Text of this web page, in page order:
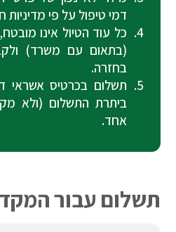
דמי טיפול על פי
כל עוד הטיול אינו
(בתאום עם משרד)
בחזרה.
תשלום בכרטיס אשראי
ביתרת התשלום (ולא
אחד.
תשלום עבור